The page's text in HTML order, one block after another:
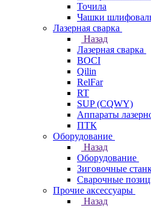
Точила
Чашки
Лазерная сварка
Назад
Лазерная сварка
BOCI
Qilin
RelFar
RT
SUP (CQWY)
Аппараты
ПТК
Оборудование
Назад
Оборудование
Зиговочные
Сварочные
Прочие аксессуары
Назад